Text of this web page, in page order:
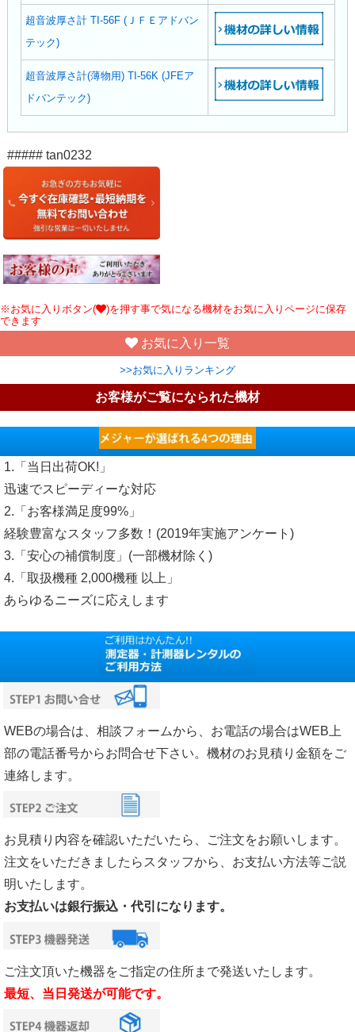
超音波厚さ計 TI-56F (ＪＦＥアドバン
テック)
超音波厚さ計(薄物用) TI-56K (JFEア
ドバンテック)
##### tan0232
※お気に入りボタン(
)を押す事で気になる機材をお気に入りページに保存
できます
お気に入り一覧
>>お気に入りランキング
お客様がご覧になられた機材
1.「当日出荷OK!」
迅速でスピーディーな対応
2.「お客様満足度99%」
経験豊富なスタッフ多数！(2019年実施アンケート)
3.「安心の補償制度」(一部機材除く)
4.「取扱機種 2,000機種 以上」
あらゆるニーズに応えします
WEBの場合は、相談フォームから、お電話の場合はWEB上
部の電話番号からお問合せ下さい。機材のお見積り金額をご
連絡します。
お見積り内容を確認いただいたら、ご注文をお願いします。
注文をいただきましたらスタッフから、お支払い方法等ご説
明いたします。
お支払いは銀行振込・代引になります。
ご注文頂いた機器をご指定の住所まで発送いたします。
最短、当日発送が可能です。